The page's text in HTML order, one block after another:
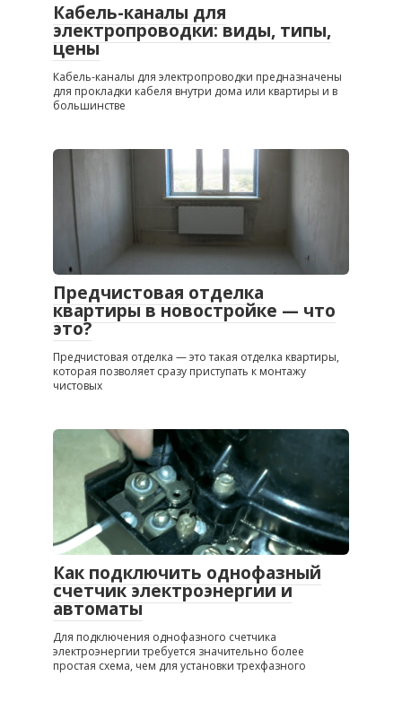
Кабель-каналы для
электропроводки: виды, типы,
цены
Кабель-каналы для электропроводки предназначены
для прокладки кабеля внутри дома или квартиры и в
большинстве
Предчистовая отделка
квартиры в новостройке — что
это?
Предчистовая отделка — это такая отделка квартиры,
которая позволяет сразу приступать к монтажу
чистовых
Как подключить однофазный
счетчик электроэнергии и
автоматы
Для подключения однофазного счетчика
электроэнергии требуется значительно более
простая схема, чем для установки трехфазного